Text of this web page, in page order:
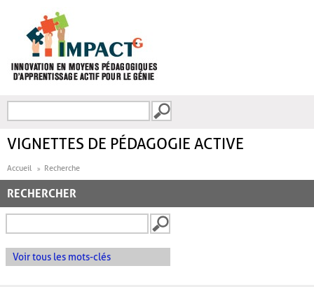
FORMULAIRE DE
VIGNETTES DE PÉDAGOGIE ACTIVE
Accueil Recherche
RECHERCHER
Voir tous les mots-clés